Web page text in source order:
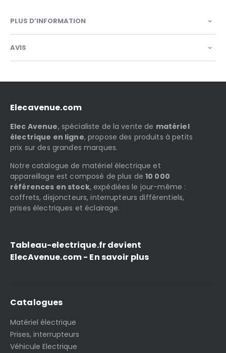
PLUS D’INFORMATION
AVIS
Elecavenue.com
Elec Avenue, spécialiste de la vente de matériel
électrique en ligne, propose des produits à petits
prix sur des grandes marques.
Notre catalogue de matériel électrique et
appareillage est composé de plus de10 000
références en stock, expédiées le jour-même :
coffrets, disjoncteurs, interrupteurs différentiels,
prises électriques et éclairage.
Tableau-electrique.fr devient
ElecAvenue.com - En savoir plus
Catalogues
Matériel électrique
Prises, interrupteurs
Véhicule Electrique